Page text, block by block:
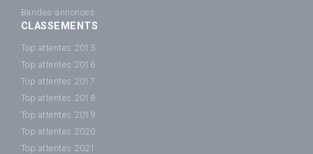
Bandes-annonces
CLASSEMENTS
Top attentes 2015
Top attentes 2016
Top attentes 2017
Top attentes 2018
Top attentes 2019
Top attentes 2020
Top attentes 2021